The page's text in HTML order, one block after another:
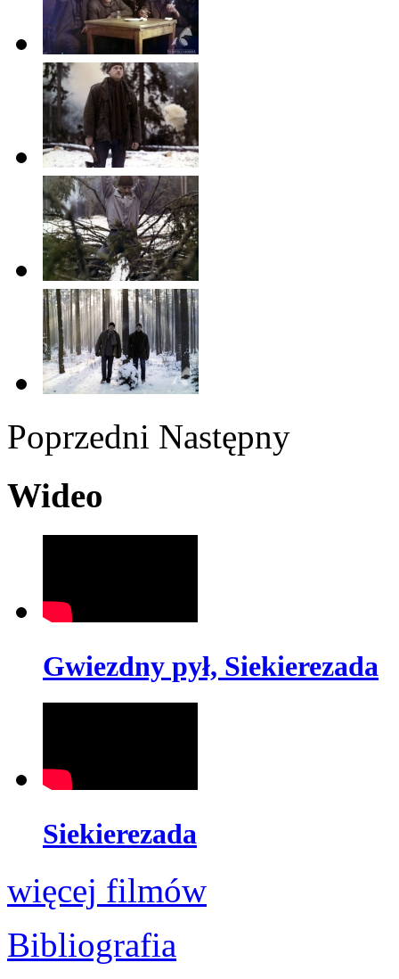
Poprzedni Następny
Wideo
Gwiezdny pył, Siekierezada
Siekierezada
więcej filmów
Bibliografia